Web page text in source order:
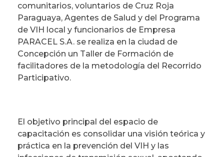
comunitarios, voluntarios de Cruz Roja
Paraguaya, Agentes de Salud y del Programa
de VIH local y funcionarios de Empresa
PARACEL S.A. se realiza en la ciudad de
Concepción un Taller de Formación de
facilitadores de la metodología del Recorrido
Participativo.
El objetivo principal del espacio de
capacitación es consolidar una visión teórica y
práctica en la prevención del VIH y las